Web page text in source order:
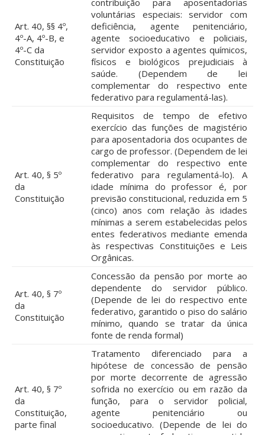
Art. 40, §§ 4º,
4º-A, 4º-B, e
4º-C da
Constituição
contribuição para aposentadorias
voluntárias especiais: servidor com
deficiência, agente penitenciário,
agente socioeducativo e policiais,
servidor exposto a agentes químicos,
físicos e biológicos prejudiciais à
saúde. (Dependem de lei
complementar do respectivo ente
federativo para regulamentá-las).
Art. 40, § 5º
da
Constituição
Requisitos de tempo de efetivo
exercício das funções de magistério
para aposentadoria dos ocupantes de
cargo de professor. (Dependem de lei
complementar do respectivo ente
federativo para regulamentá-lo). A
idade mínima do professor é, por
previsão constitucional, reduzida em 5
(cinco) anos com relação às idades
mínimas a serem estabelecidas pelos
entes federativos mediante emenda
às respectivas Constituições e Leis
Orgânicas.
Art. 40, § 7º
da
Constituição
Concessão da pensão por morte ao
dependente do servidor público.
(Depende de lei do respectivo ente
federativo, garantido o piso do salário
mínimo, quando se tratar da única
fonte de renda formal)
Art. 40, § 7º
da
Constituição,
parte final
Tratamento diferenciado para a
hipótese de concessão de pensão
por morte decorrente de agressão
sofrida no exercício ou em razão da
função, para o servidor policial,
agente penitenciário ou
socioeducativo. (Depende de lei do